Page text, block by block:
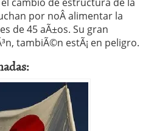
por noÂ alimentar la
de 45 aÃ±os. Su gran
tambiÃ©n estÃ¡ en peligro.